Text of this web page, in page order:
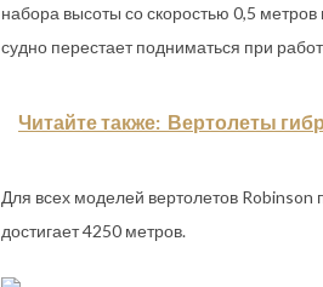
набора высоты со скоростью 0,5 метров
судно перестает подниматься при
Читайте также: Вертолеты
Для всех моделей вертолетов Robinson
достигает 4250 метров.